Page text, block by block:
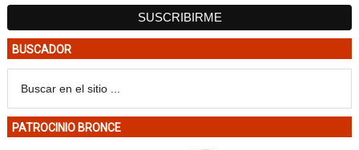
BUSCADOR
PATROCINIO BRONCE